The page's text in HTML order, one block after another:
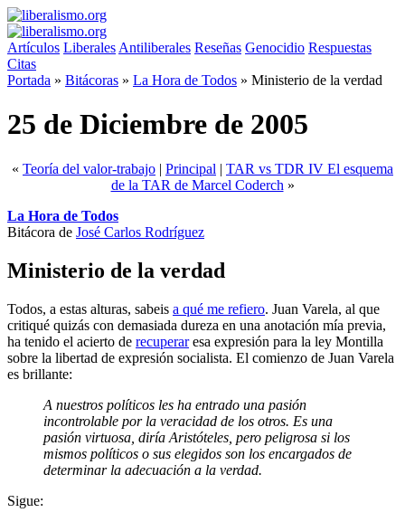
Artículos Liberales Antiliberales Reseñas Genocidio Respuestas
Citas
Portada » Bitácoras » La Hora de Todos » Ministerio de la verdad
25 de Diciembre de 2005
« Teoría del valor-trabajo | Principal | TAR vs TDR IV El esquema
de la TAR de Marcel Coderch »
La Hora de Todos
Bitácora de José Carlos Rodríguez
Ministerio de la verdad
Todos, a estas alturas, sabeis a qué me refiero. Juan Varela, al que
critiqué quizás con demasiada dureza en una anotación mía previa,
ha tenido el acierto de recuperaresa expresión para la ley Montilla
sobre la libertad de expresión socialista. El comienzo de Juan Varela
es brillante:
A nuestros políticos les ha entrado una pasión
incontrolable por la veracidad de los otros. Es una
pasión virtuosa, diría Aristóteles, pero peligrosa si los
mismos políticos o sus elegidos son los encargados de
determinar la adecuación a la verdad.
Sigue: